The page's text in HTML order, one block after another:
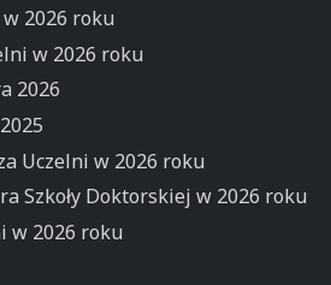
2026 roku
w 2026 roku
2026
Uczelni w 2026 roku
Szkoły Doktorskiej w 2026 roku
w 2026 roku